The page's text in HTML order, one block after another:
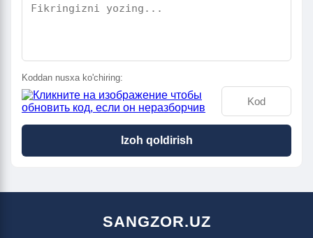
Koddan nusxa ko'chiring:
Izoh qoldirish
SANGZOR.UZ